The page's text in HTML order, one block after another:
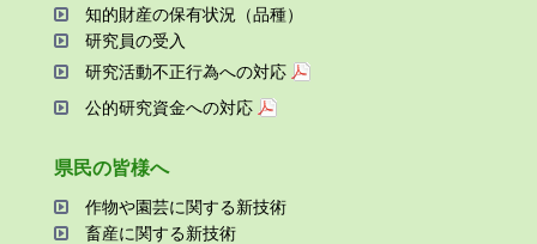
知的財産の保有状況（品種）
研究員の受⼊
研究活動不正⾏為への対応
公的研究資金への対応
県⺠の皆様へ
作物や園芸に関する新技術
畜産に関する新技術